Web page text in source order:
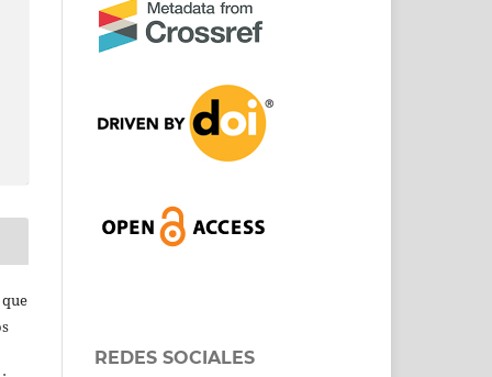
REDES SOCIALES